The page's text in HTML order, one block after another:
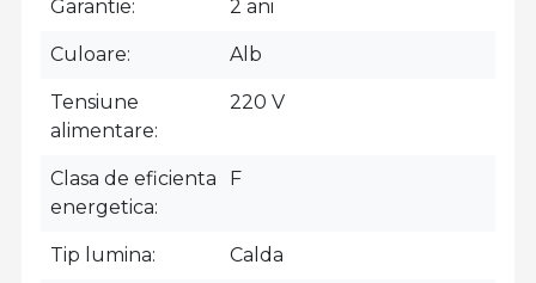
Garantie 2 ani
Culoare Alb
Tensiune
alimentare
220 V
Clasa de eficienta
energetica
F
Tip lumina Calda